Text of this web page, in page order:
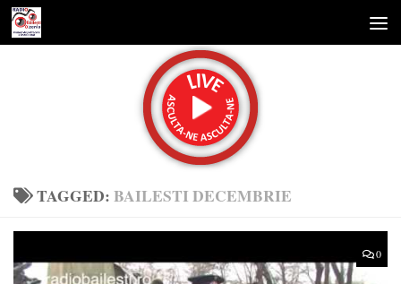
Skip to content
TAGGED:BAILESTI DECEMBRIE
0